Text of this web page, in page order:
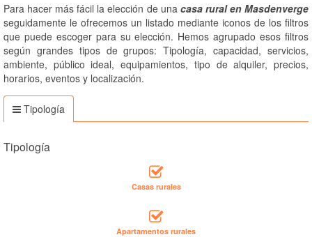
Para hacer más fácil la elección de una casa rural en Masdenverge
seguidamente le ofrecemos un listado mediante iconos de los filtros
que puede escoger para su elección. Hemos agrupado esos filtros
según grandes tipos de grupos: Tipología, capacidad, servicios,
ambiente, público ideal, equipamientos, tipo de alquiler, precios,
horarios, eventos y localización.
Tipología
Tipología
Casas rurales
Apartamentos rurales